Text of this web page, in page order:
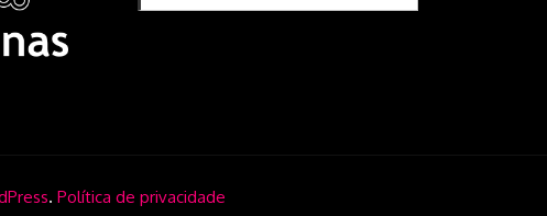
. Política de privacidade